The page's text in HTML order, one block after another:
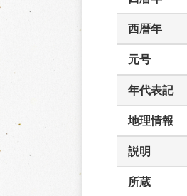
西暦年
元号
年代表記
地理情報
説明
所蔵